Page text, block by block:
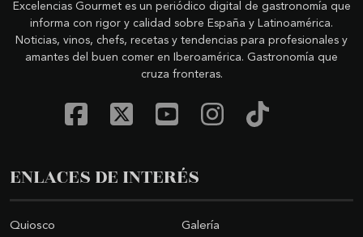
Excelencias Gourmet es un periódico digital de gastronomía que
informa con rigor y calidad sobre España y Latinoamérica.
Noticias, vinos, chefs, recetas y tendencias para profesionales y
amantes del buen comer en Iberoamérica. Gastronomía que
cruza fronteras.
ENLACES DE INTERÉS
Quiosco Galería